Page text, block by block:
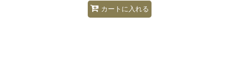
カートに入れる